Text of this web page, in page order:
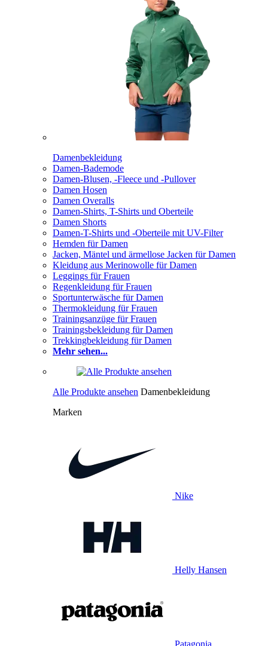
Damenbekleidung
Damen-Bademode
Damen-Blusen, -Fleece und -Pullover
Damen Hosen
Damen Overalls
Damen-Shirts, T-Shirts und Oberteile
Damen Shorts
Damen-T-Shirts und -Oberteile mit UV-Filter
Hemden für Damen
Jacken, Mäntel und ärmellose Jacken für Damen
Kleidung aus Merinowolle für Damen
Leggings für Frauen
Regenkleidung für Frauen
Sportunterwäsche für Damen
Thermokleidung für Frauen
Trainingsanzüge für Frauen
Trainingsbekleidung für Damen
Trekkingbekleidung für Damen
Mehr sehen...
Alle Produkte ansehen Damenbekleidung
Marken
Nike
Helly Hansen
Patagonia